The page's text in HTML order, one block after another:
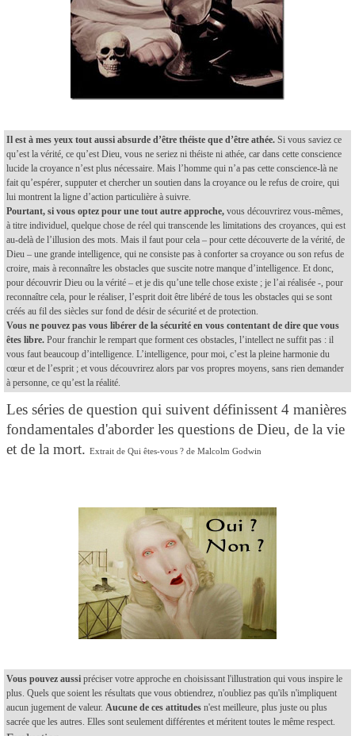
Il est à mes yeux tout aussi absurde d’être théiste que d’être athée. Si vous saviez ce
qu’est la vérité, ce qu’est Dieu, vous ne seriez ni théiste ni athée, car dans cette conscience
lucide la croyance n’est plus nécessaire. Mais l’homme qui n’a pas cette conscience-là ne
fait qu’espérer, supputer et chercher un soutien dans la croyance ou le refus de croire, qui
lui montrent la ligne d’action particulière à suivre.
Pourtant, si vous optez pour une tout autre approche, vous découvrirez vous-mêmes,
à titre individuel, quelque chose de réel qui transcende les limitations des croyances, qui est
au-delà de l’illusion des mots. Mais il faut pour cela – pour cette découverte de la vérité, de
Dieu – une grande intelligence, qui ne consiste pas à conforter sa croyance ou son refus de
croire, mais à reconnaître les obstacles que suscite notre manque d’intelligence. Et donc,
pour découvrir Dieu ou la vérité – et je dis qu’une telle chose existe ; je l’ai réalisée -, pour
reconnaître cela, pour le réaliser, l’esprit doit être libéré de tous les obstacles qui se sont
créés au fil des siècles sur fond de désir de sécurité et de protection.
Vous ne pouvez pas vous libérer de la sécurité en vous contentant de dire que vous
êtes libre. Pour franchir le rempart que forment ces obstacles, l’intellect ne suffit pas : il
vous faut beaucoup d’intelligence. L’intelligence, pour moi, c’est la pleine harmonie du
cœur et de l’esprit ; et vous découvrirez alors par vos propres moyens, sans rien demander
à personne, ce qu’est la réalité.
Les séries de question qui suivent définissent 4 manières
fondamentales d'aborder les questions de Dieu, de la vie
et de la mort. Extrait de Qui êtes-vous ? de Malcolm Godwin
Vous pouvez aussi préciser votre approche en choisissant l'illustration qui vous inspire le
plus. Quels que soient les résultats que vous obtiendrez, n'oubliez pas qu'ils n'impliquent
aucun jugement de valeur. Aucune de ces attitudes n'est meilleure, plus juste ou plus
sacrée que les autres. Elles sont seulement différentes et méritent toutes le même respect.